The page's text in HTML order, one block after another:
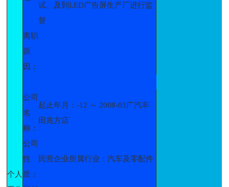
个人
试、及到LED广告屏生产厂进行监
督
离职
原
因：
公司
名
称：
起止年月：-12 ～ 2008-03广汽丰
田兆方店
公司
性
质：
民营企业所属行业：汽车及零配件